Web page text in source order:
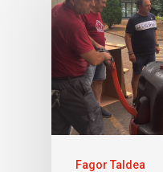
Fagor Taldea